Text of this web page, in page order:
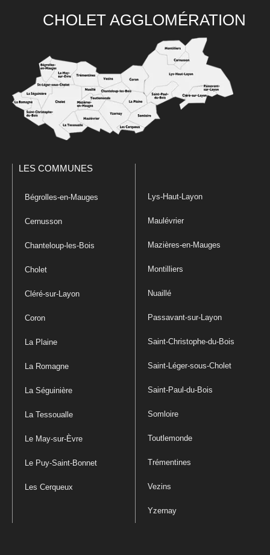
CHOLET AGGLOMÉRATION
LES COMMUNES
Bégrolles-en-Mauges
Cernusson
Chanteloup-les-Bois
Cholet
Cléré-sur-Layon
Coron
La Plaine
La Romagne
La Séguinière
La Tessoualle
Le May-sur-Èvre
Le Puy-Saint-Bonnet
Les Cerqueux
Lys-Haut-Layon
Maulévrier
Mazières-en-Mauges
Montilliers
Nuaillé
Passavant-sur-Layon
Saint-Christophe-du-Bois
Saint-Léger-sous-Cholet
Saint-Paul-du-Bois
Somloire
Toutlemonde
Trémentines
Vezins
Yzernay